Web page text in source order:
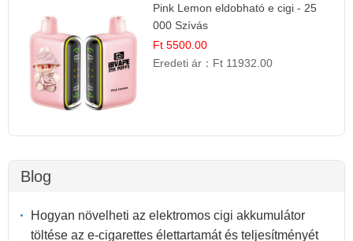
Pink Lemon eldobható e cigi - 25
000 Szívás
Ft 5500.00
Eredeti ár： Ft 11932.00
Blog
Hogyan növelheti az elektromos cigi akkumulátor
töltése az e-cigarettes élettartamát és teljesítményét